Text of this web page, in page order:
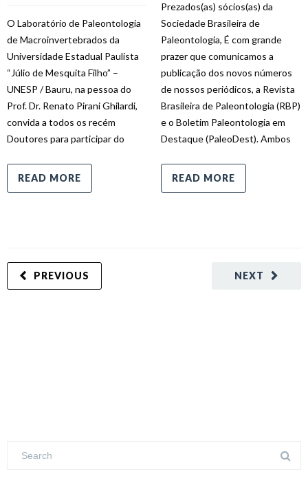
O Laboratório de Paleontologia
de Macroinvertebrados da
Universidade Estadual Paulista
“Júlio de Mesquita Filho” –
UNESP / Bauru, na pessoa do
Prof. Dr. Renato Pirani Ghilardi,
convida a todos os recém
Doutores para participar do
READ MORE
Prezados(as) sócios(as) da
Sociedade Brasileira de
Paleontologia, É com grande
prazer que comunicamos a
publicação dos novos números
de nossos periódicos, a Revista
Brasileira de Paleontologia (RBP)
e o Boletim Paleontologia em
Destaque (PaleoDest). Ambos
READ MORE
NEXT
PREVIOUS